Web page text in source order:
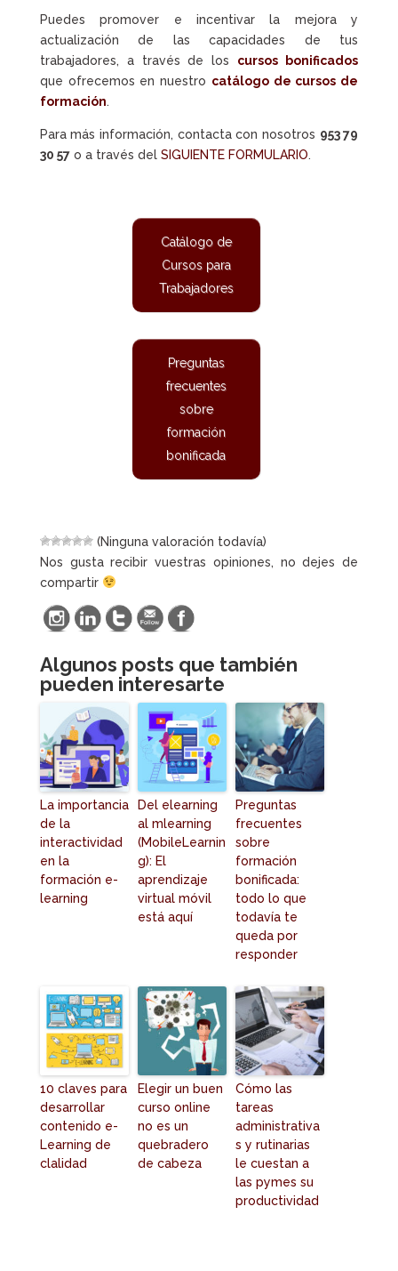
Puedes promover e incentivar la mejora y
actualización de las capacidades de tus
trabajadores, a través de los cursos bonificados
que ofrecemos en nuestro catálogo de cursos de
formación.
Para más información, contacta con nosotros 953 79
30 57o a través del SIGUIENTE FORMULARIO.
Catálogo de
Cursos para
Trabajadores
Preguntas
frecuentes
sobre
formación
bonificada
(Ninguna valoración todavía)
Nos gusta recibir vuestras opiniones, no dejes de
compartir
Algunos posts que también
pueden interesarte
La importancia
de la
interactividad
en la
formación e-
learning
Del elearning
al mlearning
(MobileLearnin
g): El
aprendizaje
virtual móvil
está aquí
Preguntas
frecuentes
sobre
formación
bonificada:
todo lo que
todavía te
queda por
responder
10 claves para
desarrollar
contenido e-
Learning de
clalidad
Elegir un buen
curso online
no es un
quebradero
de cabeza
Cómo las
tareas
administrativa
s y rutinarias
le cuestan a
las pymes su
productividad